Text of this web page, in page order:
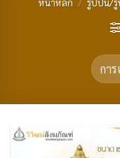
หน้าหลัก / รูปปั้น/รู